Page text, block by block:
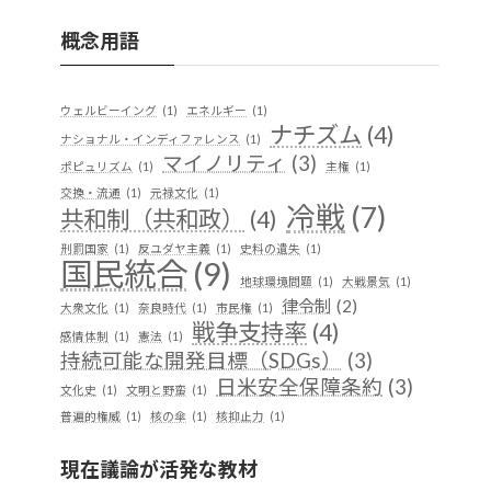
概念用語
ウェルビーイング (1) エネルギー (1)
ナショナル・インディファレンス
(1) ナチズム (4)
ポピュリズム (1) マイノリティ (3) 主権 (1)
交換・流通 (1) 元禄文化 (1)
共和制（共和政） (4) 冷戦 (7)
刑罰国家 (1) 反ユダヤ主義 (1) 史料の遺失 (1)
国民統合 (9) 地球環境問題 (1) 大戦景気 (1)
大衆文化 (1) 奈良時代 (1) 市民権 (1) 律令制 (2)
感情体制 (1) 憲法 (1) 戦争支持率 (4)
持続可能な開発目標（SDGs） (3)
文化史 (1) 文明と野蛮 (1) 日米安全保障条約 (3)
普遍的権威 (1) 核の傘 (1) 核抑止力 (1)
歴史実践 (1) 民族独立運動
現在議論が活発な教材